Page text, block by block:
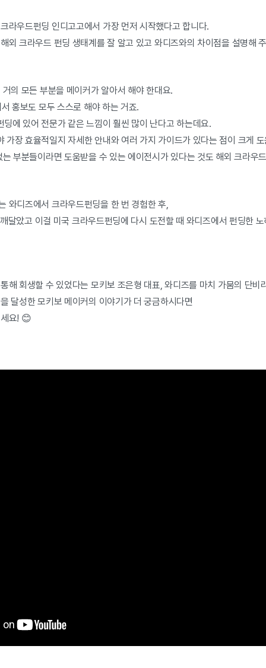
라우드펀딩 인디고고에서 가장 먼저 시작했다고 합니다.
외 크라우드 펀딩 생태계를 잘 알고 있고 와디즈와의 차이점을 설명해
의 모든 부분을 메이커가 알아서 해야 한대요.
홍보도 모두 스스로 해야 하는 거죠.
에 있어 전문가 같은 느낌이 훨씬 많이 난다고 하는데요.
가장 효율적일지 자세한 안내와 여러 가지 가이드가 있다는 점이 크게
부분들이라면 도움받을 수 있는 에이전시가 있다는 것도 해외 크라우
와디즈에서 크라우드펀딩을 한 번 경험한 후,
달았고 이걸 미국 크라우드펀딩에 다시 도전할 때 와디즈에서 펀딩한
해 회생할 수 있었다는 모키보 조은형 대표, 와디즈를 마치 가뭄의 단비
달성한 모키보 메이커의 이야기가 더 궁금하시다면
요! 😊